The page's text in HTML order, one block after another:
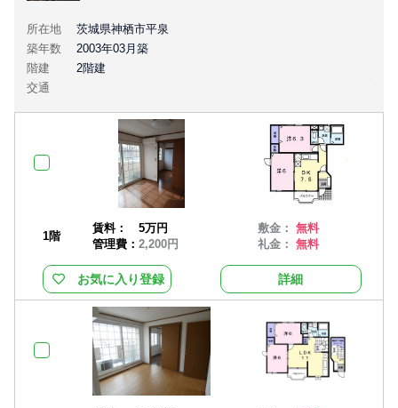
所在地
茨城県神栖市平泉
築年数
2003年03月築
階建
2階建
交通
1階
賃料：
5万円
管理費： 2,200円
敷金：無料
礼金：無料
お気に入り登録 詳細